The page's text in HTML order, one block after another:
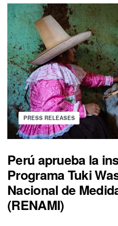
PRESS RELEASES
Perú aprueba la
Programa Tuki
Nacional de
(RENAMI)